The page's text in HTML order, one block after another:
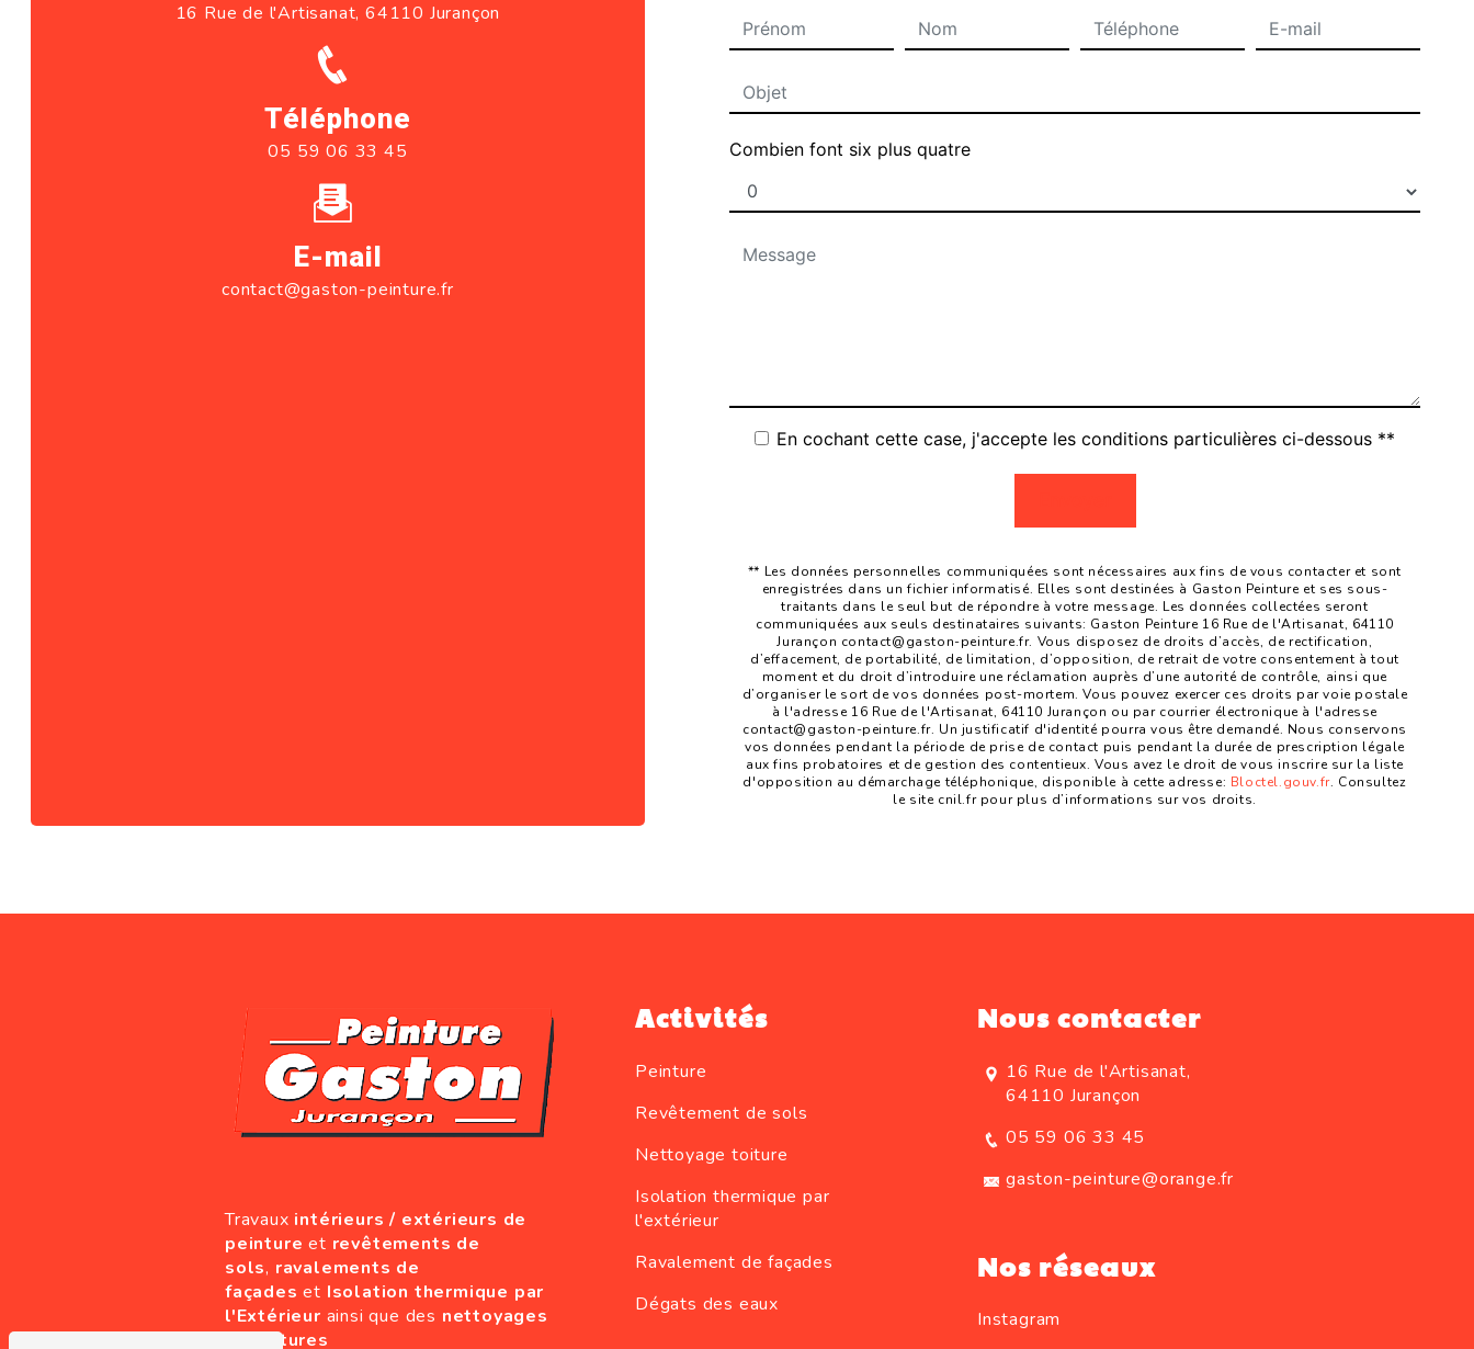
Combien font six plus quatre
En cochant cette case, j'accepte les conditions particulières ci-dessous **
** Les données personnelles communiquées sont nécessaires aux fins de vous contacter et sont
enregistrées dans un fichier informatisé. Elles sont destinées à Gaston Peinture et ses sous-
traitants dans le seul but de répondre à votre message. Les données collectées seront
communiquées aux seuls destinataires suivants: Gaston Peinture 16 Rue de l'Artisanat, 64110
Jurançon contact@gaston-peinture.fr. Vous disposez de droits d’accès, de rectification,
d’effacement, de portabilité, de limitation, d’opposition, de retrait de votre consentement à tout
moment et du droit d’introduire une réclamation auprès d’une autorité de contrôle, ainsi que
d’organiser le sort de vos données post-mortem. Vous pouvez exercer ces droits par voie postale
à l'adresse 16 Rue de l'Artisanat, 64110 Jurançon ou par courrier électronique à l'adresse
contact@gaston-peinture.fr. Un justificatif d'identité pourra vous être demandé. Nous conservons
vos données pendant la période de prise de contact puis pendant la durée de prescription légale
aux fins probatoires et de gestion des contentieux. Vous avez le droit de vous inscrire sur la liste
d'opposition au démarchage téléphonique, disponible à cette adresse: Bloctel.gouv.fr. Consultez
le site cnil.fr pour plus d’informations sur vos droits.
16 Rue de l'Artisanat, 64110 Jurançon
Téléphone
05 59 06 33 45
E-mail
contact@gaston-peinture.fr
Travaux intérieurs / extérieurs de
peinture et revêtements de
sols, ravalements de
façades et Isolation thermique par
l'Extérieur ainsi que des nettoyages
de toitures
Activités
Peinture
Revêtement de sols
Nettoyage toiture
Isolation thermique par
l'extérieur
Ravalement de façades
Dégats des eaux
Nous contacter
16 Rue de l'Artisanat,
64110 Jurançon
05 59 06 33 45
gaston-peinture@orange.fr
Nos réseaux
Instagram